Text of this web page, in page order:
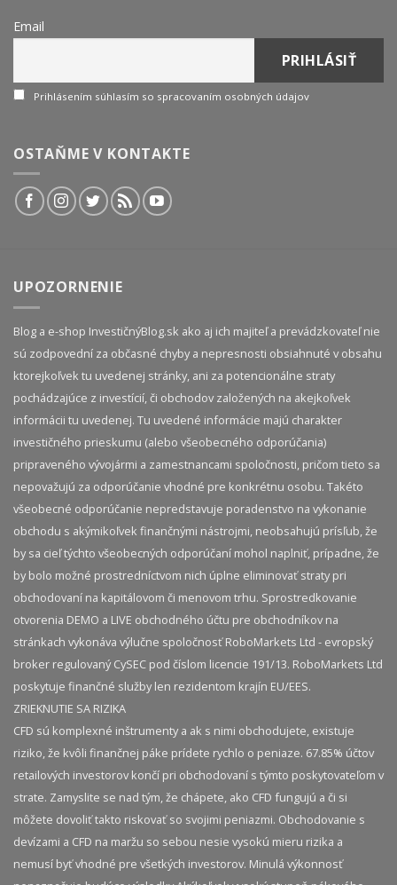
Email
Prihlásením súhlasím so spracovaním osobných údajov
OSTAŇME V KONTAKTE
UPOZORNENIE
Blog a e-shop InvestičnýBlog.sk ako aj ich majiteľ a prevádzkovateľ nie
sú zodpovední za občasné chyby a nepresnosti obsiahnuté v obsahu
ktorejkoľvek tu uvedenej stránky, ani za potencionálne straty
pochádzajúce z investícií, či obchodov založených na akejkoľvek
informácii tu uvedenej. Tu uvedené informácie majú charakter
investičného prieskumu (alebo všeobecného odporúčania)
pripraveného vývojármi a zamestnancami spoločnosti, pričom tieto sa
nepovažujú za odporúčanie vhodné pre konkrétnu osobu. Takéto
všeobecné odporúčanie nepredstavuje poradenstvo na vykonanie
obchodu s akýmikoľvek finančnými nástrojmi, neobsahujú prísľub, že
by sa cieľ týchto všeobecných odporúčaní mohol naplniť, prípadne, že
by bolo možné prostredníctvom nich úplne eliminovať straty pri
obchodovaní na kapitálovom či menovom trhu. Sprostredkovanie
otvorenia DEMO a LIVE obchodného účtu pre obchodníkov na
stránkach vykonáva výlučne spoločnosť RoboMarkets Ltd - evropský
broker regulovaný CySEC pod číslom licencie 191/13. RoboMarkets Ltd
poskytuje finančné služby len rezidentom krajín EU/EES.
ZRIEKNUTIE SA RIZIKA
CFD sú komplexné inštrumenty a ak s nimi obchodujete, existuje
riziko, že kvôli finančnej páke prídete rychlo o peniaze. 67.85% účtov
retailových investorov končí pri obchodovaní s týmto poskytovateľom v
strate. Zamyslite se nad tým, že chápete, ako CFD fungujú a či si
môžete dovoliť takto riskovať so svojimi peniazmi. Obchodovanie s
devízami a CFD na maržu so sebou nesie vysokú mieru rizika a
nemusí byť vhodné pre všetkých investorov. Minulá výkonnosť